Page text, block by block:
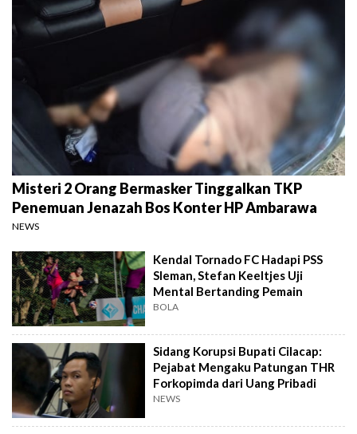
Misteri 2 Orang Bermasker Tinggalkan TKP
Penemuan Jenazah Bos Konter HP Ambarawa
NEWS
Kendal Tornado FC Hadapi PSS
Sleman, Stefan Keeltjes Uji
Mental Bertanding Pemain
BOLA
Sidang Korupsi Bupati Cilacap:
Pejabat Mengaku Patungan THR
Forkopimda dari Uang Pribadi
NEWS